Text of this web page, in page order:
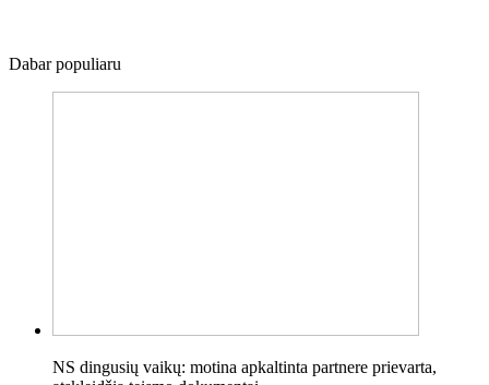
Dabar populiaru
NS dingusių vaikų: motina apkaltinta partnere prievarta,